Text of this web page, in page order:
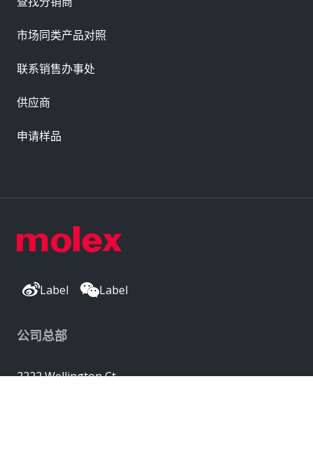
Label Label
公司总部
2222 Wellington Ct
市场同类产品对照
联系销售办事处
供应商
申请样品